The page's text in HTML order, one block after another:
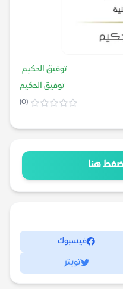
توفيق الحكيم
توفيق الحكيم
(0)
هنا
فيسبوك
تويتر